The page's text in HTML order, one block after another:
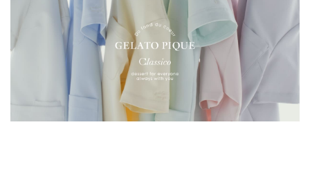
役に立った 0
購入確認済み
2025-04-06